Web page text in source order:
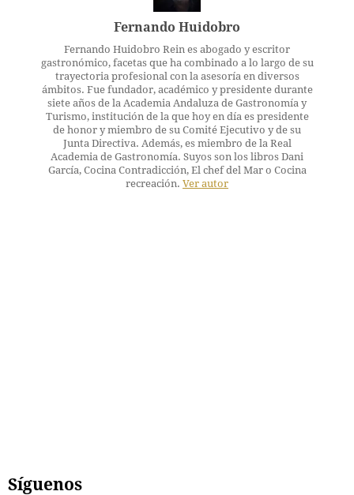
Fernando Huidobro
Fernando Huidobro Rein es abogado y escritor
gastronómico, facetas que ha combinado a lo largo de su
trayectoria profesional con la asesoría en diversos
ámbitos. Fue fundador, académico y presidente durante
siete años de la Academia Andaluza de Gastronomía y
Turismo, institución de la que hoy en día es presidente
de honor y miembro de su Comité Ejecutivo y de su
Junta Directiva. Además, es miembro de la Real
Academia de Gastronomía. Suyos son los libros Dani
García, Cocina Contradicción, El chef del Mar o Cocina
recreación. Ver autor
Síguenos